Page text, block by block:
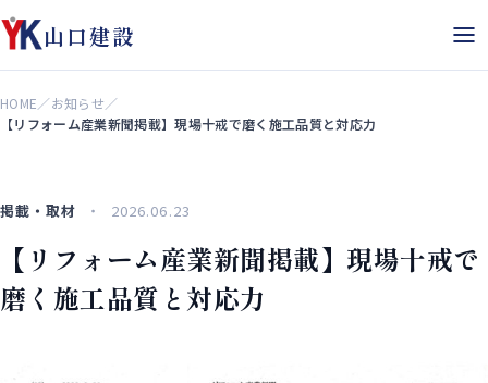
山口建設
HOME／お知らせ／
【リフォーム産業新聞掲載】現場十戒で磨く施工品質と対応力
掲載・取材 2026.06.23
【リフォーム産業新聞掲載】現場十戒で
磨く施工品質と対応力